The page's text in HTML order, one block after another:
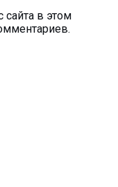
сайта в этом